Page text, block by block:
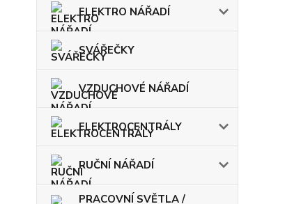
ELEKTRO NÁŘADÍ
SVÁŘEČKY
VZDUCHOVÉ NÁŘADÍ
ELEKTROCENTRÁLY
RUČNÍ NÁŘADÍ
PRACOVNÍ SVĚTLA /